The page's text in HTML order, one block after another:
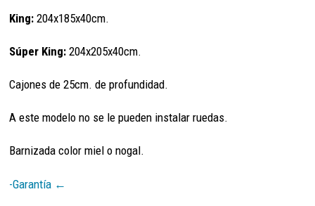
King:204x185x40cm.
Súper King:204x205x40cm.
Cajones de 25cm. de profundidad.
A este modelo no se le pueden instalar ruedas.
Barnizada color miel o nogal.
-Garantía ←